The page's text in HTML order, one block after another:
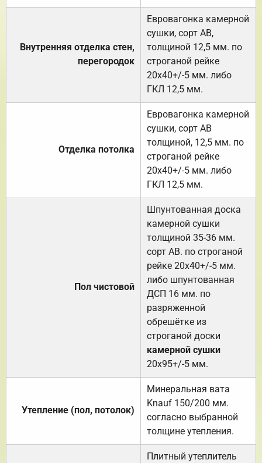
Внутренняя отделка стен,
перегородок
Евровагонка камерной
сушки, сорт АВ,
толщиной 12,5 мм. по
строганой рейке
20х40+/-5 мм. либо
ГКЛ 12,5 мм.
Отделка потолка
Евровагонка камерной
сушки, сорт АВ
толщиной, 12,5 мм. по
строганой рейке
20х40+/-5 мм. либо
ГКЛ 12,5 мм.
Пол чистовой
Шпунтованная доска
камерной сушки
толщиной 35-36 мм.
сорт АВ. по строганой
рейке 20х40+/-5 мм.
либо шпунтованная
ДСП 16 мм. по
разряженной
обрешётке из
строганой доски
камерной сушки
20х95+/-5 мм.
Утепление (пол, потолок)
Минеральная вата
Knauf 150/200 мм.
согласно выбранной
толщине утепления.
Плитный утеплитель